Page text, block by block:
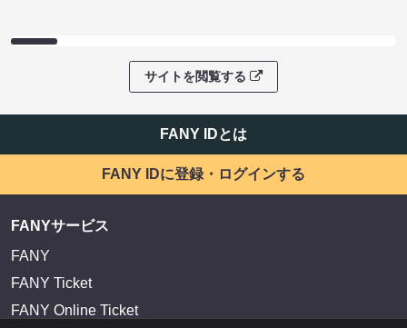
サイトを閲覧する
FANY IDとは
FANY IDに登録・ログインする
FANYサービス
FANY
FANY Ticket
FANY Online Ticket